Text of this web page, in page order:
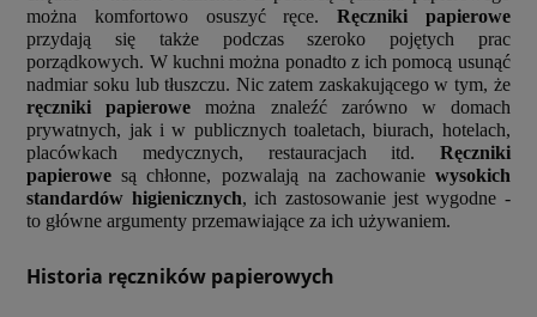
można komfortowo osuszyć ręce. Ręczniki papierowe
przydają się także podczas szeroko pojętych prac
porządkowych. W kuchni można ponadto z ich pomocą usunąć
nadmiar soku lub tłuszczu. Nic zatem zaskakującego w tym, że
ręczniki papierowe można znaleźć zarówno w domach
prywatnych, jak i w publicznych toaletach, biurach, hotelach,
placówkach medycznych, restauracjach itd. Ręczniki
papierowe są chłonne, pozwalają na zachowanie wysokich
standardów higienicznych, ich zastosowanie jest wygodne -
to główne argumenty przemawiające za ich używaniem.
Historia ręczników papierowych